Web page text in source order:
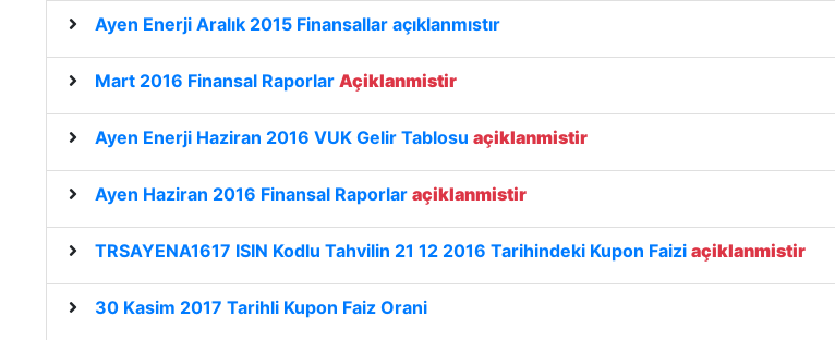
Ayen Enerji Aralık 2015 Finansallar açıklanmıstır
Mart 2016 Finansal Raporlar Açiklanmistir
Ayen Enerji Haziran 2016 VUK Gelir Tablosu açiklanmistir
Ayen Haziran 2016 Finansal Raporlar açiklanmistir
TRSAYENA1617 ISIN Kodlu Tahvilin 21 12 2016 Tarihindeki Kupon Faizi açiklanmistir
30 Kasim 2017 Tarihli Kupon Faiz Orani